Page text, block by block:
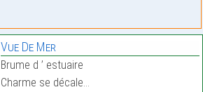
Vue De Mer
Brume d ’ estuaire
Charme se décale…